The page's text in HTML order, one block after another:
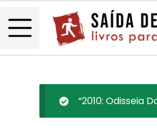
“2010: Odisseia